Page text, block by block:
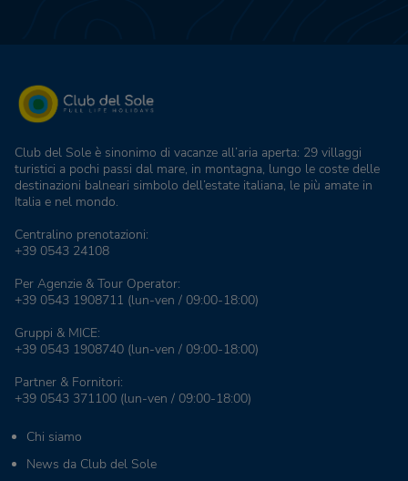
Club del Sole è sinonimo di vacanze all’aria aperta: 29 villaggi
turistici a pochi passi dal mare, in montagna, lungo le coste delle
destinazioni balneari simbolo dell’estate italiana, le più amate in
Italia e nel mondo.
Centralino prenotazioni:
+39 0543 24108
Per Agenzie & Tour Operator:
+39 0543 1908711 (lun-ven / 09:00-18:00)
Gruppi & MICE:
+39 0543 1908740 (lun-ven / 09:00-18:00)
Partner & Fornitori:
+39 0543 371100 (lun-ven / 09:00-18:00)
Chi siamo
News da Club del Sole